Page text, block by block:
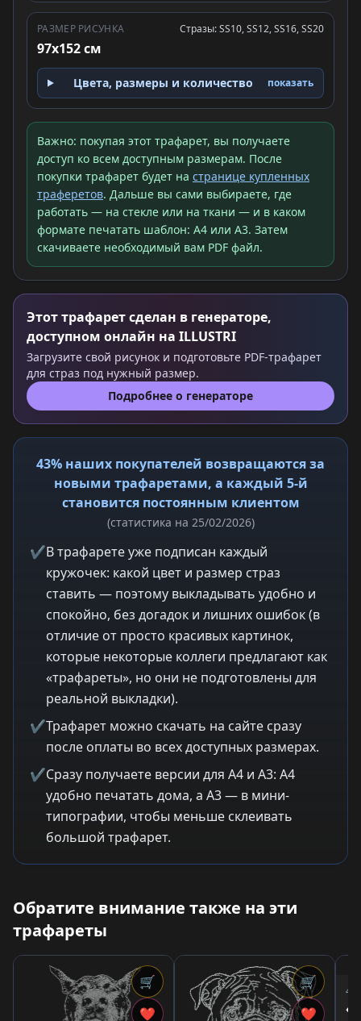
РАЗМЕР РИСУНКА
97x152 см
Стразы: SS10, SS12, SS16, SS20
Цвета, размеры и количество показать
Важно: покупая этот трафарет, вы получаете
доступ ко всем доступным размерам. После
покупки трафарет будет на странице купленных
траферетов. Дальше вы сами выбираете, где
работать — на стекле или на ткани — и в каком
формате печатать шаблон: A4 или A3. Затем
скачиваете необходимый вам PDF файл.
Этот трафарет сделан в генераторе,
доступном онлайн на ILLUSTRI
Загрузите свой рисунок и подготовьте PDF-трафарет
для страз под нужный размер.
Подробнее о генераторе
43% наших покупателей возвращаются за
новыми трафаретами, а каждый 5-й
становится постоянным клиентом
(статистика на 25/02/2026)
✔В трафарете уже подписан каждый
кружочек: какой цвет и размер страз
ставить — поэтому выкладывать удобно и
спокойно, без догадок и лишних ошибок (в
отличие от просто красивых картинок,
которые некоторые коллеги предлагают как
«трафареты», но они не подготовлены для
реальной выкладки).
✔Трафарет можно скачать на сайте сразу
после оплаты во всех доступных размерах.
✔Сразу получаете версии для A4 и A3: A4
удобно печатать дома, а A3 — в мини-
типографии, чтобы меньше склеивать
большой трафарет.
Обратите внимание также на эти
трафареты
🛒
❤
🛒
❤